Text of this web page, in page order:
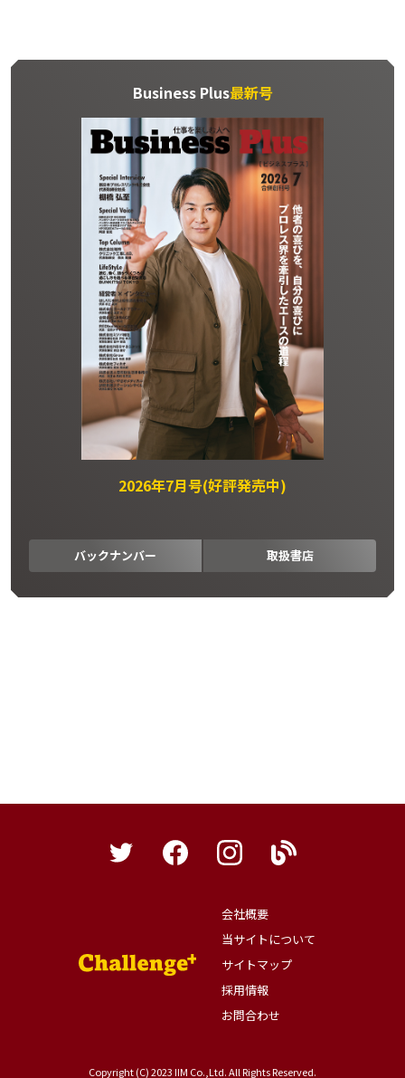
Business Plus最新号
2026年7月号(好評発売中)
バックナンバー 取扱書店
会社概要
当サイトについて
サイトマップ
採用情報
お問合わせ
Copyright (C) 2023 IIM Co.,Ltd. All Rights Reserved.